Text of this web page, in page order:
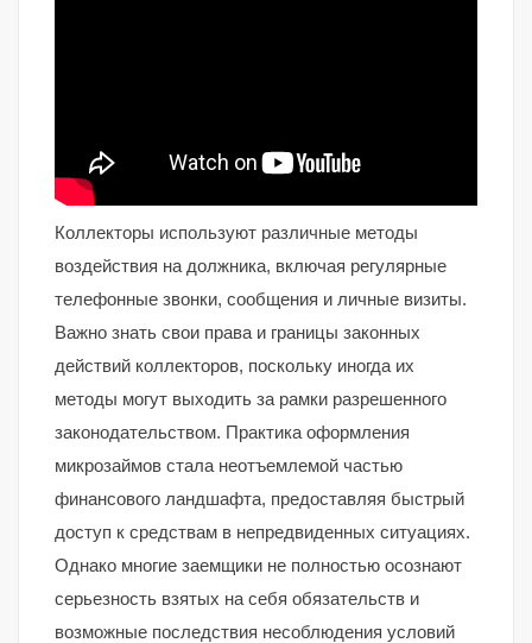
Коллекторы используют различные методы
воздействия на должника, включая регулярные
телефонные звонки, сообщения и личные визиты.
Важно знать свои права и границы законных
действий коллекторов, поскольку иногда их
методы могут выходить за рамки разрешенного
законодательством. Практика оформления
микрозаймов стала неотъемлемой частью
финансового ландшафта, предоставляя быстрый
доступ к средствам в непредвиденных ситуациях.
Однако многие заемщики не полностью осознают
серьезность взятых на себя обязательств и
возможные последствия несоблюдения условий